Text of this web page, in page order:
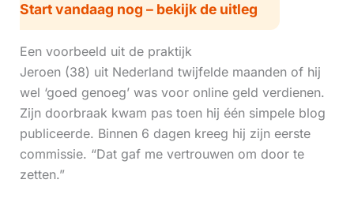
Start vandaag nog – bekijk de uitleg
Een voorbeeld uit de praktijk
Jeroen (38) uit Nederland twijfelde maanden of hij
wel ‘goed genoeg’ was voor online geld verdienen.
Zijn doorbraak kwam pas toen hij één simpele blog
publiceerde. Binnen 6 dagen kreeg hij zijn eerste
commissie. “Dat gaf me vertrouwen om door te
zetten.”